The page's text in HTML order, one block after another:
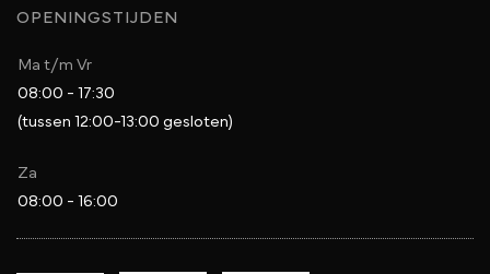
OPENINGSTIJDEN
Ma t/m Vr
08:00 - 17:30
(tussen 12:00-13:00 gesloten)
Za
08:00 - 16:00